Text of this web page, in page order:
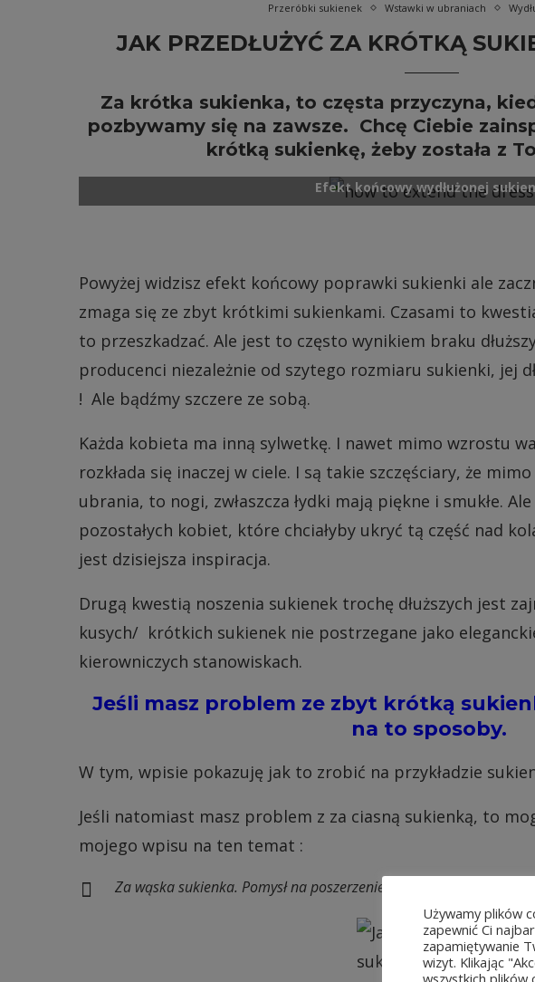
Przeróbki sukienek Wstawki w ubraniach
JAK PRZEDŁUŻYĆ ZA KRÓTKĄ
Za krótka sukienka, to częsta przyczyna,
pozbywamy się na zawsze. Chcę Ciebie
krótką sukienkę, żeby została z
Efekt końcowy wydłużonej
Powyżej widzisz efekt końcowy poprawki sukienki ale
zmaga się ze zbyt krótkimi sukienkami. Czasami to
to przeszkadzać. Ale jest to często wynikiem braku
producenci niezależnie od szytego rozmiaru sukienki, jej
! Ale bądźmy szczere ze sobą.
Każda kobieta ma inną sylwetkę. I nawet mimo wzrostu
rozkłada się inaczej w ciele. I są takie szczęściary, że
ubrania, to nogi, zwłaszcza łydki mają piękne i smukłe.
pozostałych kobiet, które chciałyby ukryć tą część nad
jest dzisiejsza inspiracja.
Drugą kwestią noszenia sukienek trochę dłuższych jest
kusych/ krótkich sukienek nie postrzegane jako
kierowniczych stanowiskach.
Jeśli masz problem ze zbyt krótką
na to sposoby.
W tym, wpisie pokazuję jak to zrobić na przykładzie
Jeśli natomiast masz problem z za ciasną sukienką, to
mojego wpisu na ten temat :
Za wąska sukienka. Pomysł na poszerzenie.
Używamy plików
zapewnić Ci
zapamiętywanie
wizyt. Klikając
wszystkich plików